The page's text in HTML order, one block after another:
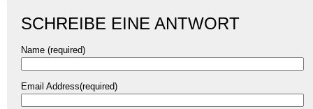
SCHREIBE EINE ANTWORT
Name (required)
Email Address(required)